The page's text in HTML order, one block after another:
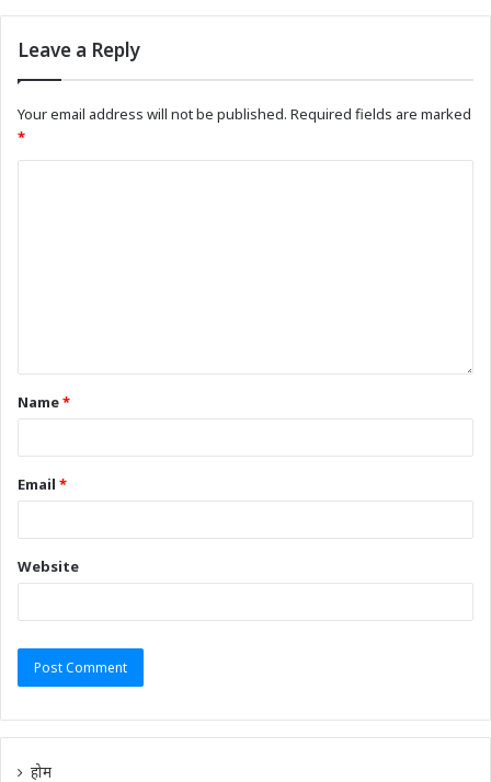
Leave a Reply
Your email address will not be published. Required fields are marked
*
Name*
Email *
Website
होम